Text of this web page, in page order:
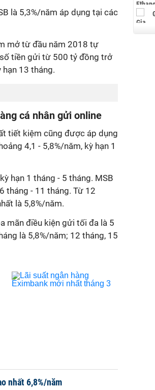
là 5,3%/năm áp dụng tại các
mở từ đầu năm 2018 tự
tiền gửi từ 500 tỷ đồng trở
13 tháng.
cá nhân gửi online
tiết kiệm cũng được áp dụng
4,1 - 5,8%/năm, kỳ hạn 1
hạn 1 tháng - 5 tháng. MSB
tháng - 11 tháng. Từ 12
là 5,8%/năm.
mãn điều kiện gửi tối đa là 5
là 5,8%/năm; 12 tháng, 15
nhất 6,8%/năm